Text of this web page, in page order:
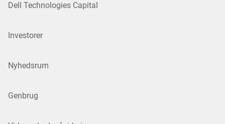
Dell Technologies Capital
Investorer
Nyhedsrum
Genbrug